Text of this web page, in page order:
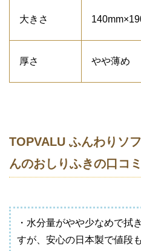
大きさ
厚さ やや薄め
TOPVALU ふんわりソ
んのおしりふきの口コミ
・水分量がやや少なめで拭
すが、安心の日本製で値段